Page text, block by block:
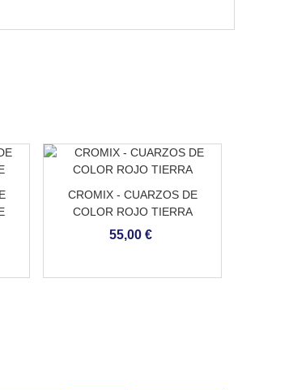
CROMIX - CUARZOS DE
COLOR ROJO TIERRA
55,00 €